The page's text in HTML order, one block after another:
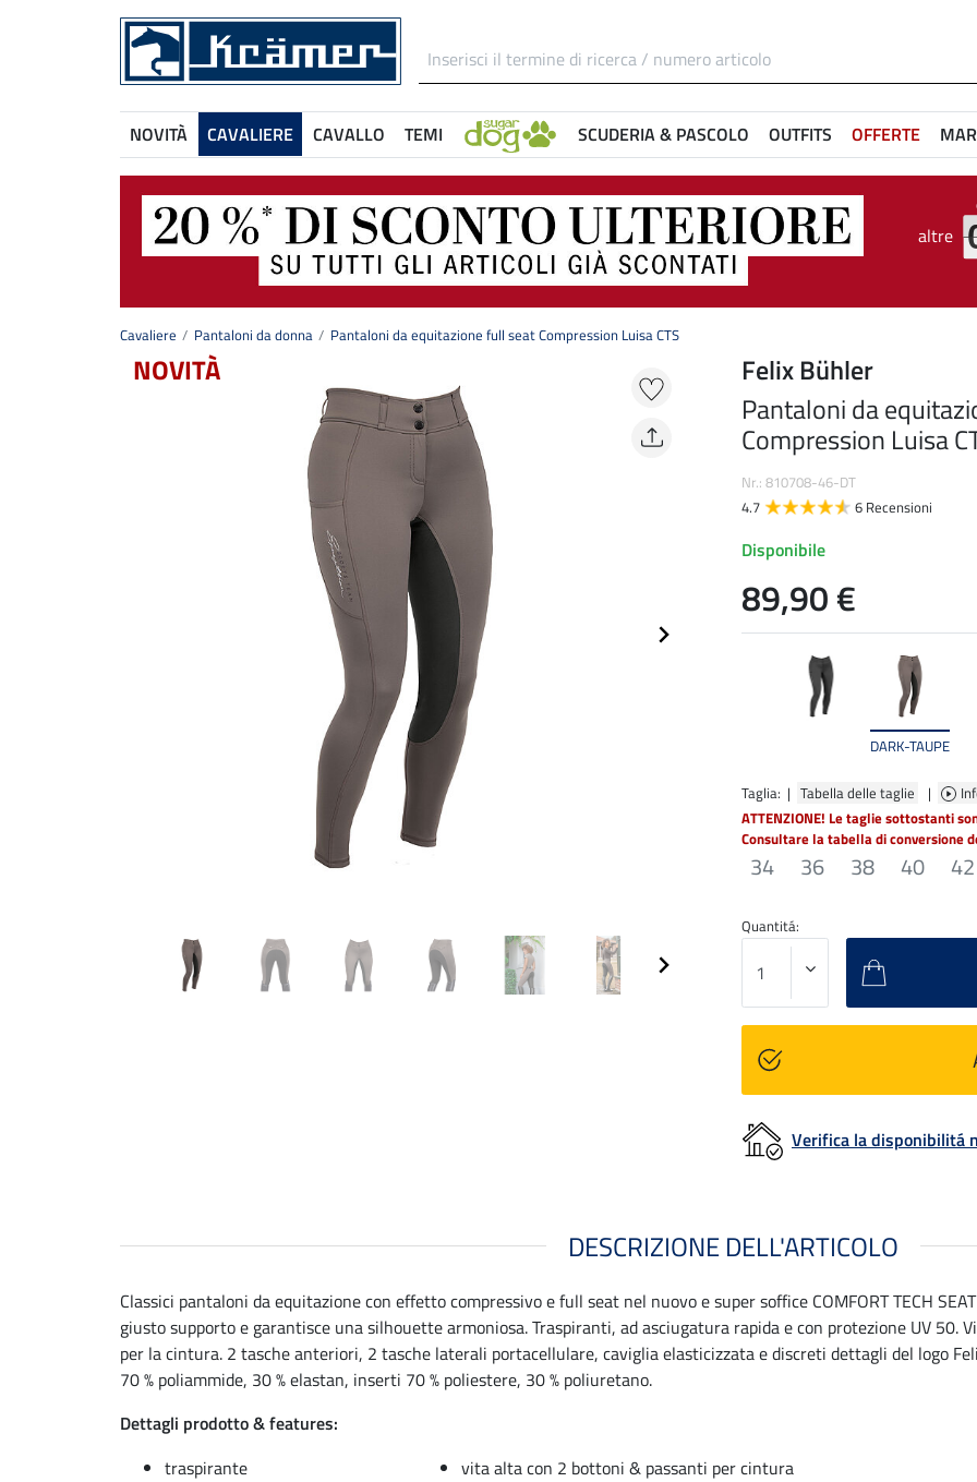
NOVITÀ CAVALIERE CAVALLO TEMI SCUDERIA & PASCOLO OUTFITS OFFERTE
altre
Cavaliere Pantaloni da donna Pantaloni da equitazione full seat Compression Luisa CTS
NOVITÀ
DARK-TAUPE
Taglia: | Tabella delle taglie |
ATTENZIONE! Le taglie sottostanti
Consultare la tabella di conversione
34 36 38 40 42
Felix Bühler
Pantaloni da
Compression Luisa
Nr.: 810708-46-DT
4.7
6 Recensioni
Disponibile
89,90 €
Quantitá:
Verifica la disponibilitá
DESCRIZIONE DELL'ARTICOLO
Classici pantaloni da equitazione con effetto compressivo e full seat nel nuovo e super soffice COMFORT TECH
giusto supporto e garantisce una silhouette armoniosa. Traspiranti, ad asciugatura rapida e con protezione UV 50.
per la cintura. 2 tasche anteriori, 2 tasche laterali portacellulare, caviglia elasticizzata e discreti dettagli del logo
70 % poliammide, 30 % elastan, inserti 70 % poliestere, 30 % poliuretano.
Dettagli prodotto & features:
traspirante
vita alta con 2 bottoni & passanti per cintura